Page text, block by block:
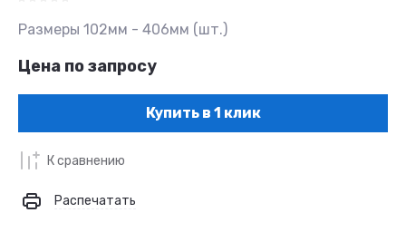
Размеры 102мм - 406мм (шт.)
Цена по запросу
Купить в 1 клик
К сравнению
Распечатать